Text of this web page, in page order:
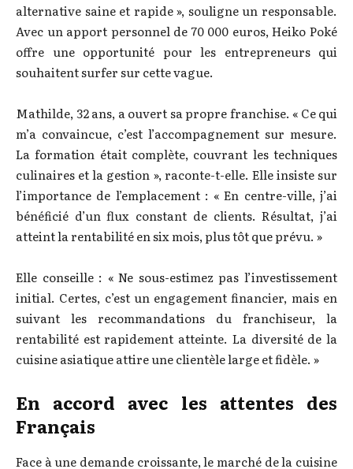
alternative saine et rapide », souligne un responsable.
Avec un apport personnel de 70 000 euros, Heiko Poké
offre une opportunité pour les entrepreneurs qui
souhaitent surfer sur cette vague.
Mathilde, 32 ans, a ouvert sa propre franchise. « Ce qui
m’a convaincue, c’est l’accompagnement sur mesure.
La formation était complète, couvrant les techniques
culinaires et la gestion », raconte-t-elle. Elle insiste sur
l’importance de l’emplacement : « En centre-ville, j’ai
bénéficié d’un flux constant de clients. Résultat, j’ai
atteint la rentabilité en six mois, plus tôt que prévu. »
Elle conseille : « Ne sous-estimez pas l’investissement
initial. Certes, c’est un engagement financier, mais en
suivant les recommandations du franchiseur, la
rentabilité est rapidement atteinte. La diversité de la
cuisine asiatique attire une clientèle large et fidèle. »
En accord avec les attentes des
Français
Face à une demande croissante, le marché de la cuisine